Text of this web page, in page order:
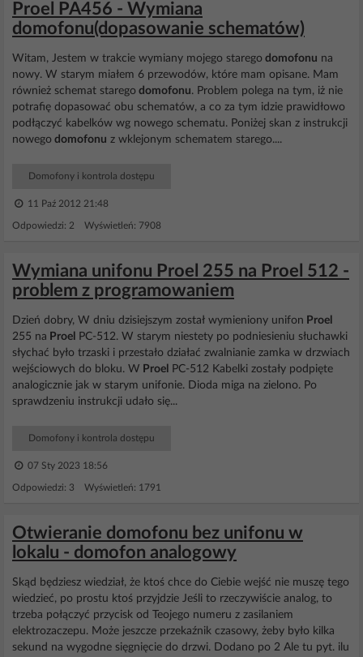
Proel PA456 - Wymiana
domofonu(dopasowanie schematów)
Witam, Jestem w trakcie wymiany mojego starego domofonu na
nowy. W starym miałem 6 przewodów, które mam opisane. Mam
również schemat starego domofonu. Problem polega na tym, iż nie
potrafię dopasować obu schematów, a co za tym idzie prawidłowo
podłączyć kabelków wg nowego schematu. Poniżej skan z instrukcji
nowego domofonu z wklejonym schematem starego....
Domofony i kontrola dostępu
11 Paź 2012 21:48
Odpowiedzi: 2 Wyświetleń: 7908
Wymiana unifonu Proel 255 na Proel 512 -
problem z programowaniem
Dzień dobry, W dniu dzisiejszym został wymieniony unifon Proel
255 na Proel
PC-512. W starym niestety po podniesieniu słuchawki
słychać było trzaski i przestało działać zwalnianie zamka w drzwiach
wejściowych do bloku. W Proel
PC-512 Kabelki zostały podpięte
analogicznie jak w starym unifonie. Dioda miga na zielono. Po
sprawdzeniu instrukcji udało się...
Domofony i kontrola dostępu
07 Sty 2023 18:56
Odpowiedzi: 3 Wyświetleń: 1791
Otwieranie domofonu bez unifonu w
lokalu - domofon analogowy
Skąd będziesz wiedział, że ktoś chce do Ciebie wejść nie muszę tego
wiedzieć, po prostu ktoś przyjdzie Jeśli to rzeczywiście analog, to
trzeba połączyć przycisk od Teojego numeru z zasilaniem
elektrozaczepu. Może jeszcze przekaźnik czasowy, żeby było kilka
sekund na wygodne sięgnięcie do drzwi. Dodano po 2 Ale tu pyt. ilu